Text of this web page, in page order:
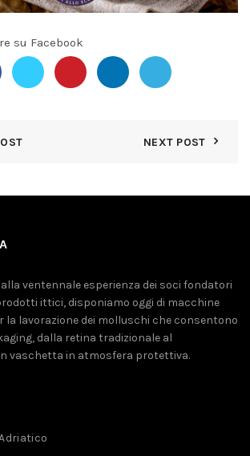
su Facebook
NEXT POST
ventennale esperienza dei soci fondatori
ittici, disponiamo oggi di macchine
la lavorazione dei molluschi che consentono
dalla retina tradizionale al
vaschetta in atmosfera protettiva.